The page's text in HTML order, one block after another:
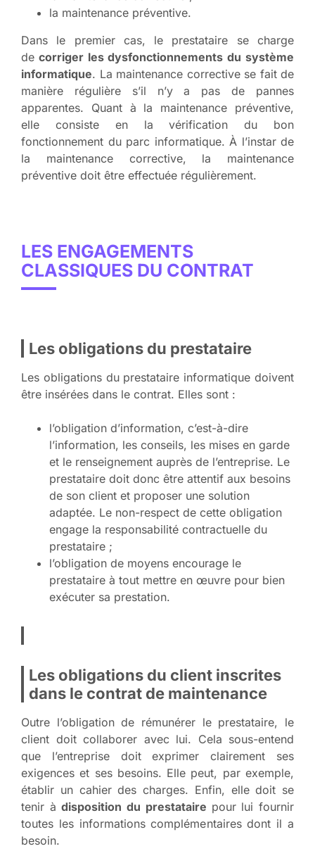
la maintenance préventive.
Dans le premier cas, le prestataire se charge
de corriger les dysfonctionnements du système
informatique. La maintenance corrective se fait de
manière régulière s’il n’y a pas de pannes
apparentes. Quant à la maintenance préventive,
elle consiste en la vérification du bon
fonctionnement du parc informatique. À l’instar de
la maintenance corrective, la maintenance
préventive doit être effectuée régulièrement.
LES ENGAGEMENTS
CLASSIQUES DU CONTRAT
Les obligations du prestataire
Les obligations du prestataire informatique doivent
être insérées dans le contrat. Elles sont :
l’obligation d’information, c’est-à-dire
l’information, les conseils, les mises en garde
et le renseignement auprès de l’entreprise. Le
prestataire doit donc être attentif aux besoins
de son client et proposer une solution
adaptée. Le non-respect de cette obligation
engage la responsabilité contractuelle du
prestataire ;
l’obligation de moyens encourage le
prestataire à tout mettre en œuvre pour bien
exécuter sa prestation.
Les obligations du client inscrites
dans le contrat de maintenance
Outre l’obligation de rémunérer le prestataire, le
client doit collaborer avec lui. Cela sous-entend
que l’entreprise doit exprimer clairement ses
exigences et ses besoins. Elle peut, par exemple,
établir un cahier des charges. Enfin, elle doit se
tenir àdisposition du prestataire pour lui fournir
toutes les informations complémentaires dont il a
besoin.